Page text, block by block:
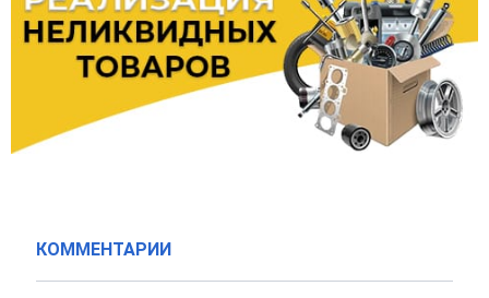
КОММЕНТАРИИ